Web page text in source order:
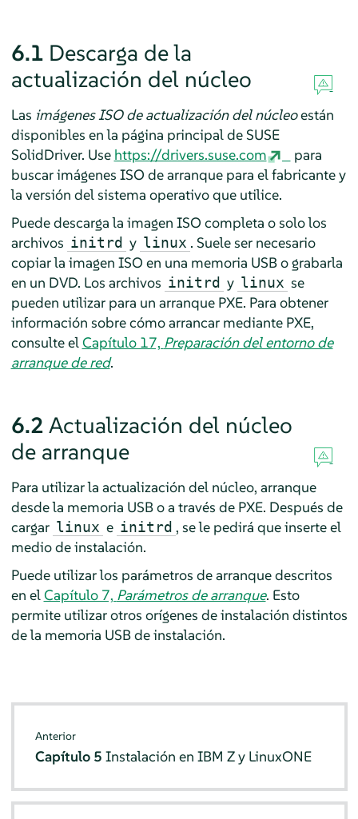
6.1 Descarga de la
actualización del núcleo
Las imágenes ISO de actualización del núcleoestán
disponibles en la página principal de SUSE
SolidDriver. Use https://drivers.suse.com
para
buscar imágenes ISO de arranque para el fabricante y
la versión del sistema operativo que utilice.
Puede descarga la imagen ISO completa o solo los
archivos initrd y linux . Suele ser necesario
copiar la imagen ISO en una memoria USB o grabarla
en un DVD. Los archivos initrd y linux se
pueden utilizar para un arranque PXE. Para obtener
información sobre cómo arrancar mediante PXE,
consulte elCapítulo 17, Preparación del entorno de
arranque de red.
6.2 Actualización del núcleo
de arranque
Para utilizar la actualización del núcleo, arranque
desde la memoria USB o a través de PXE. Después de
cargar linux e initrd , se le pedirá que inserte el
medio de instalación.
Puede utilizar los parámetros de arranque descritos
en elCapítulo 7, Parámetros de arranque. Esto
permite utilizar otros orígenes de instalación distintos
de la memoria USB de instalación.
Anterior
Capítulo 5Instalación en IBM Z y LinuxONE